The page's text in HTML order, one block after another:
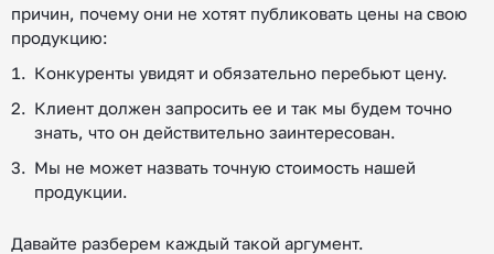
причин, почему они не хотят публиковать цены на свою
продукцию:
Конкуренты увидят и обязательно перебьют цену.
Клиент должен запросить ее и так мы будем точно
знать, что он действительно заинтересован.
Мы не может назвать точную стоимость нашей
продукции.
Давайте разберем каждый такой аргумент.